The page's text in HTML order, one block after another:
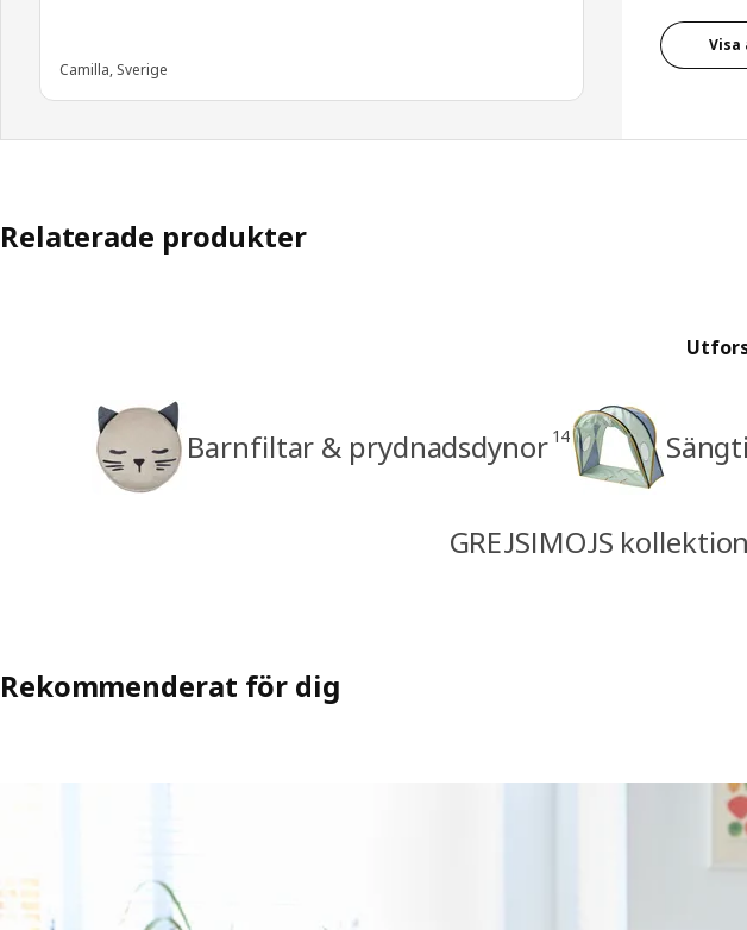
Camilla, Sverige
Visa
Relaterade produkter
Barnfiltar & prydnadsdynor 14
GREJSIMOJS kollektion
Rekommenderat för dig